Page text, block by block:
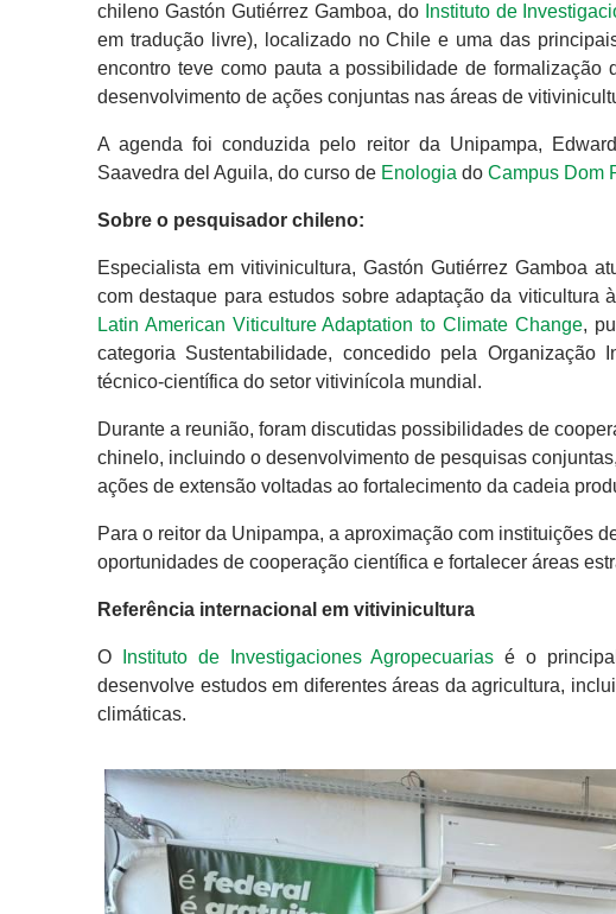
chileno Gastón Gutiérrez Gamboa, do Instituto de
em tradução livre), localizado no Chile e uma das
encontro teve como pauta a possibilidade de
desenvolvimento de ações conjuntas nas áreas de
A agenda foi conduzida pelo reitor da Unipampa,
Saavedra del Aguila, do curso de Enologia do Campus Dom
Sobre o pesquisador chileno:
Especialista em vitivinicultura, Gastón Gutiérrez Gamboa
com destaque para estudos sobre adaptação da viticultura
Latin American Viticulture Adaptation to Climate Change,
categoria Sustentabilidade, concedido pela
técnico-científica do setor vitivinícola mundial.
Durante a reunião, foram discutidas possibilidades de
chinelo, incluindo o desenvolvimento de pesquisas
ações de extensão voltadas ao fortalecimento da cadeia
Para o reitor da Unipampa, a aproximação com instituições
oportunidades de cooperação científica e fortalecer áreas
Referência internacional em vitivinicultura
O Instituto de Investigaciones Agropecuarias é o
desenvolve estudos em diferentes áreas da agricultura,
climáticas.